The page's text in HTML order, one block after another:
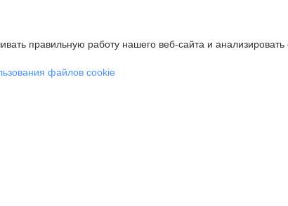
правильную работу нашего веб-сайта и анализировать
файлов cookie